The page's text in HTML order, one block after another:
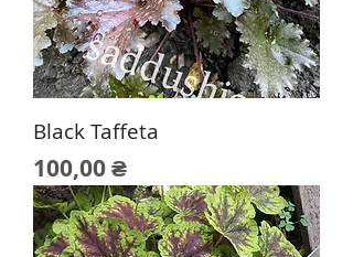
Black Taffeta
Цена
100,00 ₴